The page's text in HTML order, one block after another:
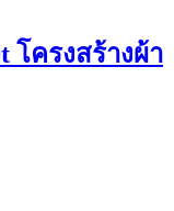
โครงสร้างผ้า